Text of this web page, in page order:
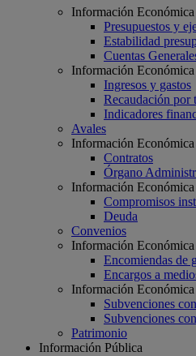
Información Económica
Presupuestos y
Estabilidad
Cuentas
Información Económica
Ingresos y gastos
Recaudación por
Indicadores
Avales
Información Económica
Contratos
Órgano
Información Económica
Compromisos
Deuda
Convenios
Información Económica
Encomiendas de
Encargos a
Información Económica
Subvenciones
Subvenciones
Patrimonio
Información Pública